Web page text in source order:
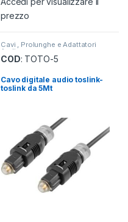
prezzo
Cavi , Prolunghe e Adattatori
Audio
COD: TOTO-5
Cavo digitale audio toslink-
toslink da 5Mt